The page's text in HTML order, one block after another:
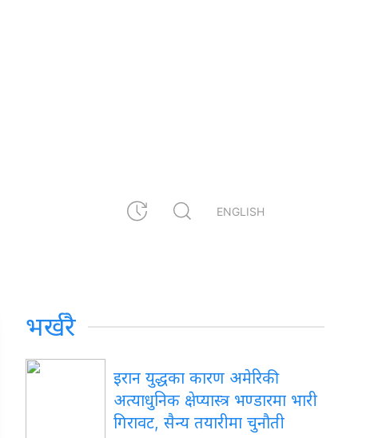
ENGLISH
भर्खरै
इरान युद्धका कारण अमेरिकी
अत्याधुनिक क्षेप्यास्त्र भण्डारमा भारी
गिरावट, सैन्य तयारीमा चुनौती